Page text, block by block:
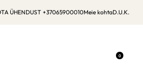
ÜHENDUST +37065900010Meie kohtaD.U.K.
0